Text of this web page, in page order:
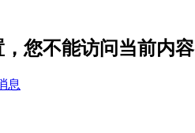
您不能访问当前内容
息